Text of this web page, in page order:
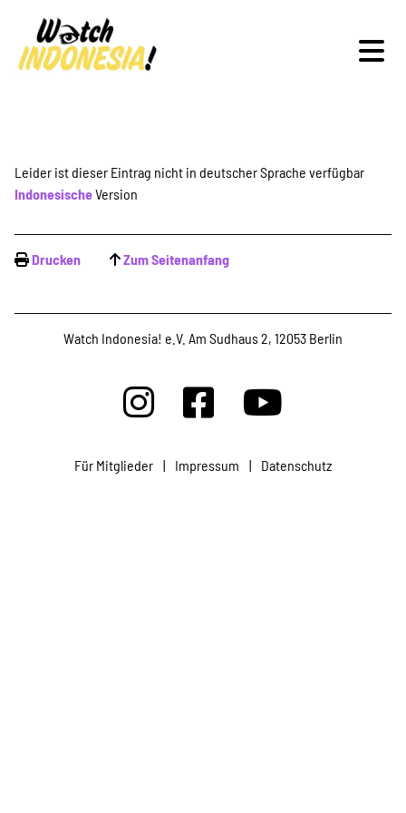
Schwerpunkte
Veranstaltungen
Publikationen
Projekte
Leider ist dieser Eintrag nicht in deutscher Sprache verfügbar
IndonesischeVersion
Drucken Zum Seitenanfang
Watch Indonesia! e.V. Am Sudhaus 2, 12053 Berlin
Für Mitglieder | Impressum | Datenschutz